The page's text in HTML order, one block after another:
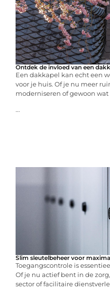
Ontdek de invloed van een
Een dakkapel kan echt een
voor je huis. Of je nu meer
moderniseren of gewoon wat
...
Slim sleutelbeheer voor
Toegangscontrole is
Of je nu actief bent in de
sector of facilitaire